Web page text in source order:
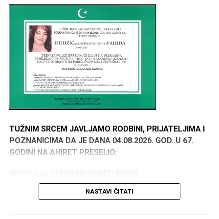
TUŽNIM SRCEM JAVLJAMO RODBINI, PRIJATELJIMA I
POZNANICIMA DA JE DANA 04.08.2026. GOD. U 67.
GODINI NA AHIRET PRESELIO:
NASTAVI ČITATI